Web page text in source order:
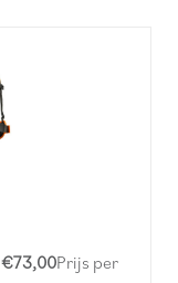
€73,00Prijs per